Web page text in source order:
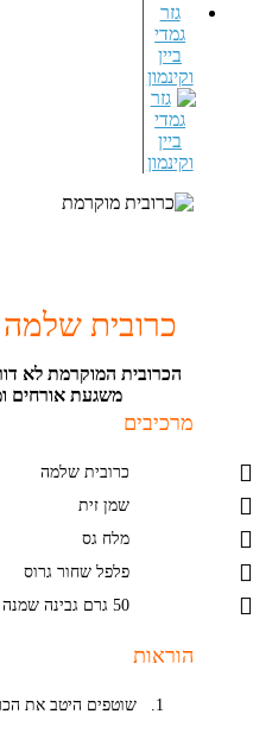
גזר
גמדי
ביין
וקינמון
כרובית
הכרובית המוקרמת לא
משגעת אורחים
מרכיבים
כרובית שלמה
שמן זית
מלח גס
פלפל שחור גרוס
50 גרם גבינה שמנה מגוררת
הוראות
שוטפים היטב את